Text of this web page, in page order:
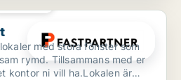
med stora fönster som
rymd. Tillsammans med er
kontor ni vill ha.Lokalen är